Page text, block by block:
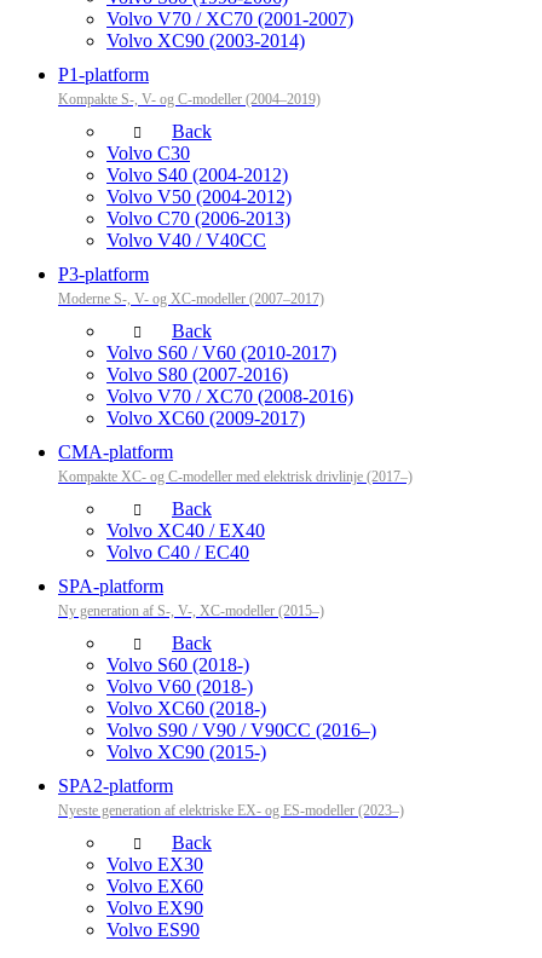
Volvo V70 / XC70 (2001-2007)
Volvo XC90 (2003-2014)
P1-platform
Kompakte S-, V- og C-modeller (2004–2019)
Back
Volvo C30
Volvo S40 (2004-2012)
Volvo V50 (2004-2012)
Volvo C70 (2006-2013)
Volvo V40 / V40CC
P3-platform
Moderne S-, V- og XC-modeller (2007–2017)
Back
Volvo S60 / V60 (2010-2017)
Volvo S80 (2007-2016)
Volvo V70 / XC70 (2008-2016)
Volvo XC60 (2009-2017)
CMA-platform
Kompakte XC- og C-modeller med elektrisk drivlinje (2017–)
Back
Volvo XC40 / EX40
Volvo C40 / EC40
SPA-platform
Ny generation af S-, V-, XC-modeller (2015–)
Back
Volvo S60 (2018-)
Volvo V60 (2018-)
Volvo XC60 (2018-)
Volvo S90 / V90 / V90CC (2016–)
Volvo XC90 (2015-)
SPA2-platform
Nyeste generation af elektriske EX- og ES-modeller (2023–)
Back
Volvo EX30
Volvo EX60
Volvo EX90
Volvo ES90